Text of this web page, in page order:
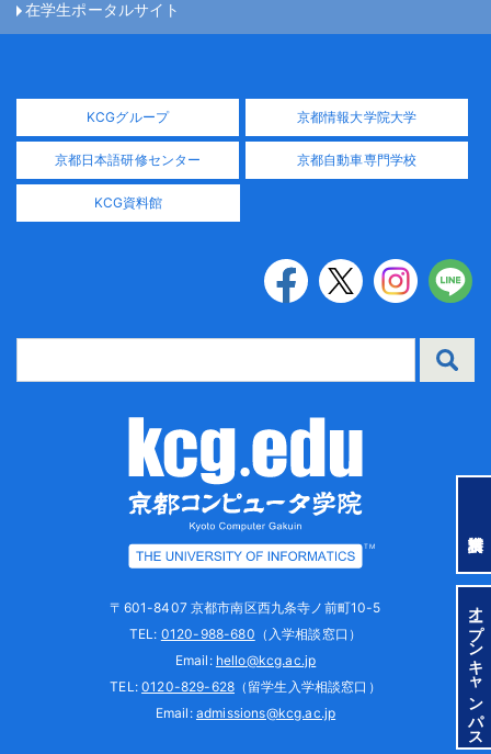
オープンキャンパス
在学生ポータルサイト
KCGグループ 京都情報大学院大学
京都日本語研修センター 京都自動車専門学校
KCG資料館
TM
〒601-8407 京都市南区西九条寺ノ前町10-5
TEL: 0120-988-680 （入学相談窓口）
Email: hello@kcg.ac.jp
TEL:0120-829-628（留学生入学相談窓口）
Email: admissions@kcg.ac.jp